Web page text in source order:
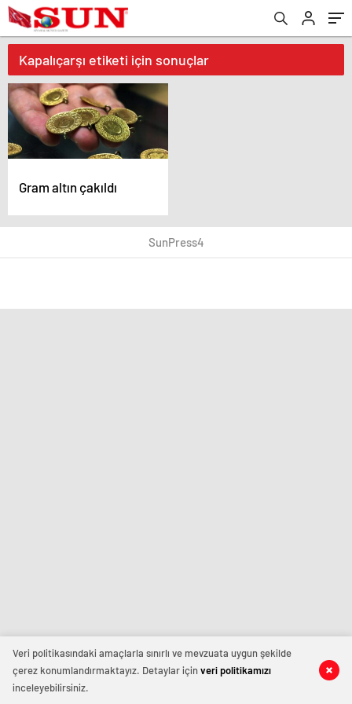
Kapalıçarşı etiketi için sonuçlar
Gram altın çakıldı
SunPress4
Veri politikasındaki amaçlarla sınırlı ve mevzuata uygun şekilde
çerez konumlandırmaktayız. Detaylar içinveri politikamızı
inceleyebilirsiniz.